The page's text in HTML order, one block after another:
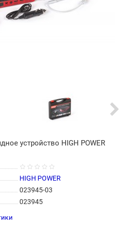
устройство HIGH POWER
HIGH POWER
023945-03
023945